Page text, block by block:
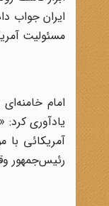
مسئولیت
امام
یادآوری
آمریکائی
رئیس‌جمهور